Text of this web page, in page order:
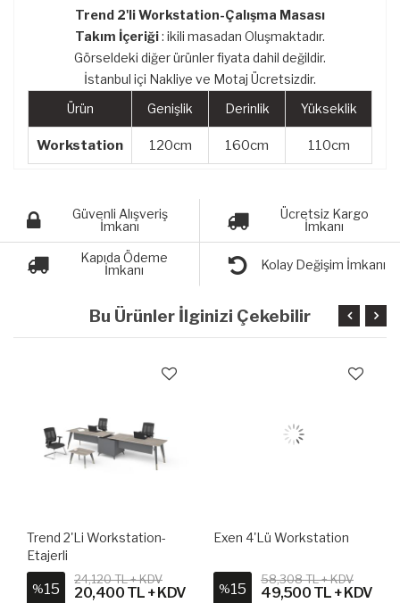
Trend 2'li Workstation-Çalışma Masası
Takım İçeriği: ikili masadan Oluşmaktadır.
Görseldeki diğer ürünler fiyata dahil değildir.
İstanbul içi Nakliye ve Motaj Ücretsizdir.
Ürün
Genişlik Derinlik Yükseklik
Workstation 120cm 160cm 110cm
Güvenli Alışveriş
İmkanı
Ücretsiz Kargo
İmkanı
Kapıda Ödeme
İmkanı
Kolay Değişim İmkanı
Bu Ürünler İlginizi Çekebilir
Trend 2'li Workstation-
Etajerli
%15
24,120 TL + KDV
20,400 TL + KDV
Exen 4'lü Workstation
%15
58,308 TL + KDV
49,500 TL + KDV